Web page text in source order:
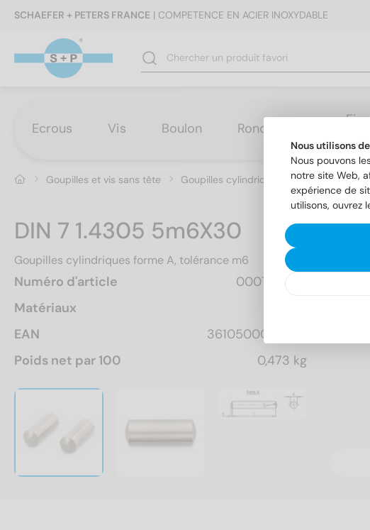
SCHAEFER + PETERS FRANCE | COMPETENCE EN ACIER INOXYDABLE
Ecrous Vis Boulon Rondelles
Goupilles et vis sans tête Goupilles cylindriques DIN 7 DIN
DIN 7 1.4305 5m6X30
Goupilles cylindriques forme A, tolérance m6
Numéro d'article
000725  30
Matériaux
EAN
3610500036798
Poids net par 100
0,473 kg
Nous utilisons
Nous pouvons
notre site Web,
expérience de
utilisons, ouvrez